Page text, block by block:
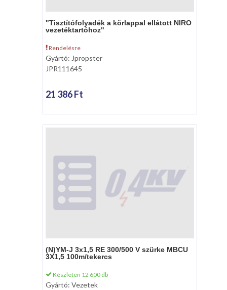
"Tisztítófolyadék a körlappal ellátott NIRO
vezetéktartóhoz"
Rendelésre
Gyártó: Jpropster
JPR111645
21 386 Ft
(N)YM-J 3x1,5 RE 300/500 V szürke MBCU
3X1,5 100m/tekercs
Készleten 12 600 db
Gyártó: Vezetek